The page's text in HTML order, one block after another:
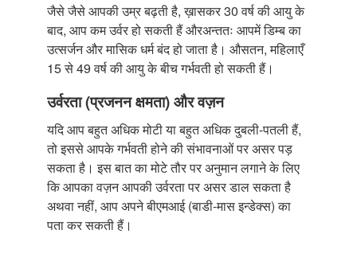
जैसे जैसे आपकी उम्र बढ़ती है, ख़ासकर 30 वर्ष की आयु के
बाद, आप कम उर्वर हो सकती हैं औरअन्ततः आपमें डिम्ब का
उत्सर्जन और मासिक धर्म बंद हो जाता है। औसतन, महिलाएँ
15 से 49 वर्ष की आयु के बीच गर्भवती हो सकती हैं।
उर्वरता (प्रजनन क्षमता) और वज़न
यदि आप बहुत अधिक मोटी या बहुत अधिक दुबली-पतली हैं,
तो इससे आपके गर्भवती होने की संभावनाओं पर असर पड़
सकता है। इस बात का मोटे तौर पर अनुमान लगाने के लिए
कि आपका वज़न आपकी उर्वरता पर असर डाल सकता है
अथवा नहीं, आप अपने बीएमआई (बाडी-मास इन्डेक्स) का
पता कर सकती हैं।